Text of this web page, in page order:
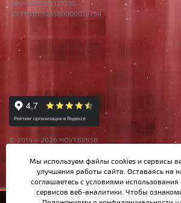
ИНН 583520321770
ОГРНИП 325580000019734
© 2014 – 2026 НОУТБУК58
материалы и цены на сайте не являются
определяемой Ст.437 ГК РФ.
Мы используем файлы cookies и сервисы
улучшения работы сайта. Оставаясь на
соглашаетесь с условиями
сервисов веб-аналитики. Чтобы